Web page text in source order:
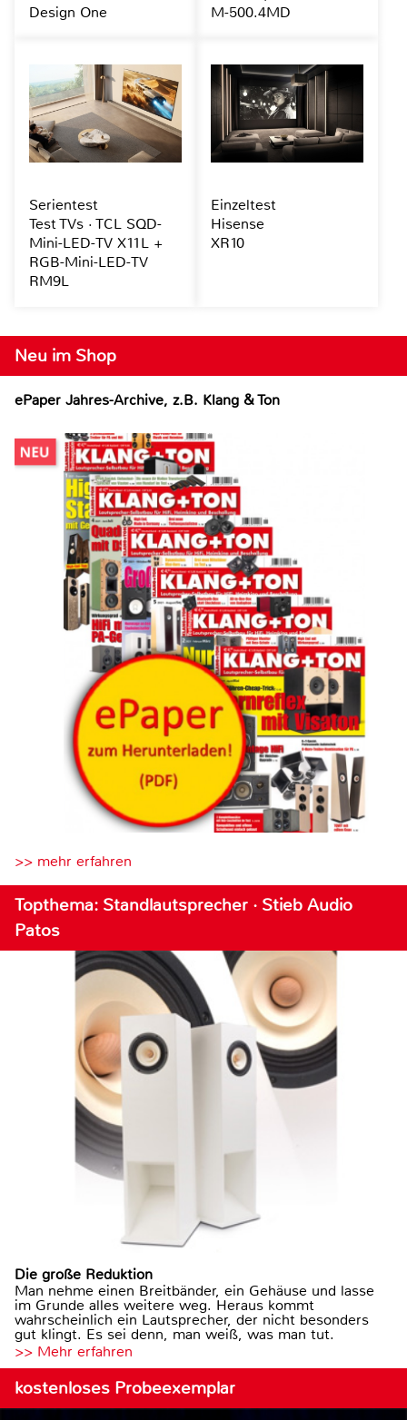
Neu im Shop
ePaper Jahres-Archive, z.B. Klang & Ton
>> mehr erfahren
Topthema: Standlautsprecher · Stieb Audio
Patos
Die große Reduktion
Man nehme einen Breitbänder, ein Gehäuse und lasse
im Grunde alles weitere weg. Heraus kommt
wahrscheinlich ein Lautsprecher, der nicht besonders
gut klingt. Es sei denn, man weiß, was man tut.
>> Mehr erfahren
kostenloses Probeexemplar
Design One
M-500.4MD
Serientest
Test TVs · TCL SQD-
Mini-LED-TV X11L +
RGB-Mini-LED-TV
RM9L
Einzeltest
Hisense
XR10